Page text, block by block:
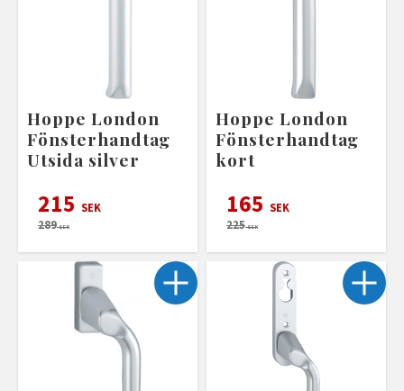
Hoppe London
Fönsterhandtag
Utsida silver
215 SEK
289SEK
Hoppe London
Fönsterhandtag
kort
165 SEK
225SEK